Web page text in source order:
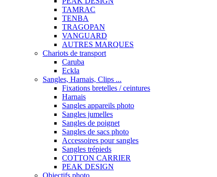
TAMRAC
TENBA
TRAGOPAN
VANGUARD
AUTRES MARQUES
Chariots de transport
Caruba
Eckla
Sangles, Harnais, Clips ...
Fixations bretelles / ceintures
Harnais
Sangles appareils photo
Sangles jumelles
Sangles de poignet
Sangles de sacs photo
Accessoires pour sangles
Sangles trépieds
COTTON CARRIER
PEAK DESIGN
Objectifs photo